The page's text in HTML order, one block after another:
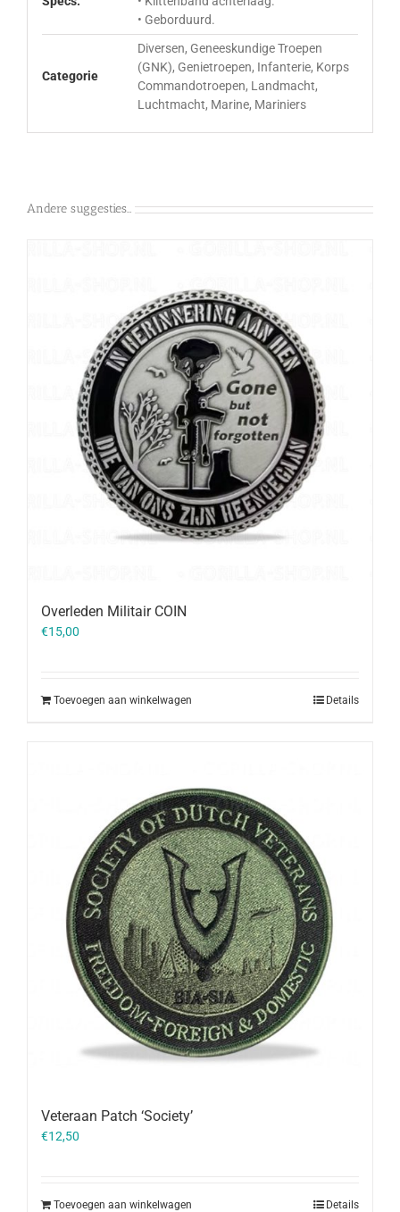
• Geborduurd.
Categorie
Diversen, Geneeskundige Troepen
(GNK), Genietroepen, Infanterie, Korps
Commandotroepen, Landmacht,
Luchtmacht, Marine, Mariniers
Andere suggesties…
Overleden Militair COIN
€15,00
Toevoegen aan winkelwagen Details
Veteraan Patch ‘Society’
€12,50
Toevoegen aan winkelwagen Details